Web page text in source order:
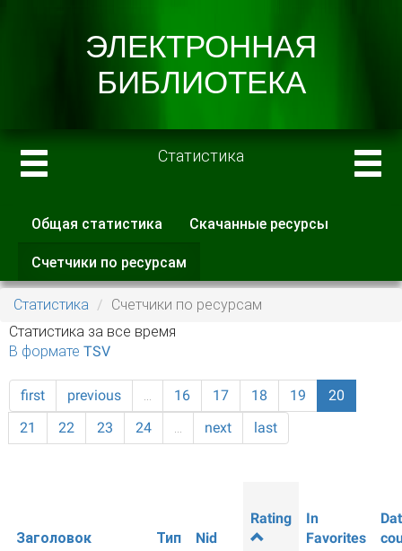
Статистика
Главные вкладки
Общая статистика Скачанные ресурсы
Счетчики по ресурсам
вкладка)
Статистика
Счетчики по ресурсам
Статистика за все время
В формате TSV
first previous … 16 17 18 19
20
21
22 23 24 … next last
Заголовок Тип Nid
Rating
In
Favorites